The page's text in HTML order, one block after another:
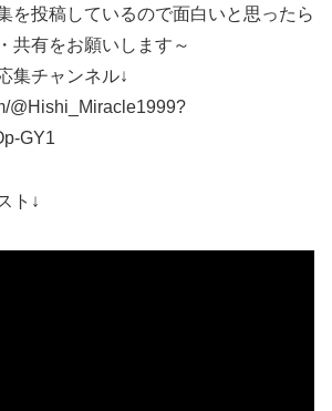
を投稿しているので面白いと思ったら
共有をお願いします～
集チャンネル↓
@Hishi_Miracle1999?
GY1
ト↓